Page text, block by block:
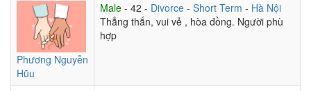
Phương Nguyễn
Hũu
Male - 42 - Divorce - Short Term - Hà Nội
Thẳng thắn, vui vẻ , hòa đồng. Người phù
hợp